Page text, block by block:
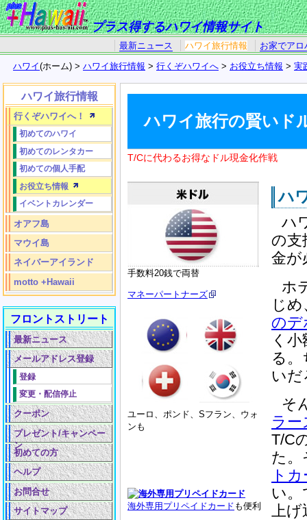
プラス得するハワイ情報サイト
最新ニュース ハワイ旅行情報 お家でアロ
ハワイ(ホーム) > ハワイ旅行情報 > 行くぞハワイへ > お役立ち情報 > 実
ハワイ旅行の賢いド
T/Cに代わるお得なドル現金化作戦
ハ
ハ
の支
金が
ホ
じめ
のデ
く
る
いだ
そ
ラ
T/C
た。
ト
い。
上
手数料20銭で両替
マネーパートナーズ
ユーロ、ポンド、Sフラン、ウォ
ンも
海外専用プリペイドカード も便利
ハワイ旅行情報
行くぞハワイへ！
初めてのハワイ
初めてのレンタカー
初めての個人手配
お役立ち情報
イベントカレンダー
オアフ島
マウイ島
ネイバーアイランド
motto +Hawaii
フロントストリート
最新ニュース
メールアドレス登録
登録
変更・配信停止
クーポン
プレゼント/キャンペー
ン
初めての方
ヘルプ
お問合せ
サイトマップ